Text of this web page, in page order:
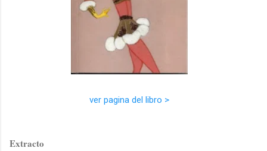
ver pagina del libro >
Extracto